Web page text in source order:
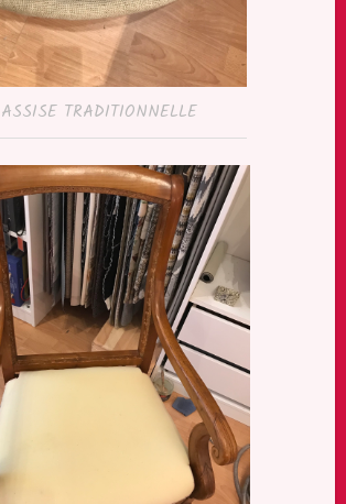
ASSISE TRADITIONNELLE